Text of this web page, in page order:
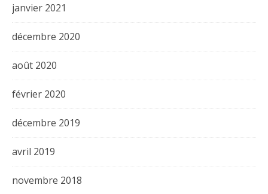
janvier 2021
décembre 2020
août 2020
février 2020
décembre 2019
avril 2019
novembre 2018